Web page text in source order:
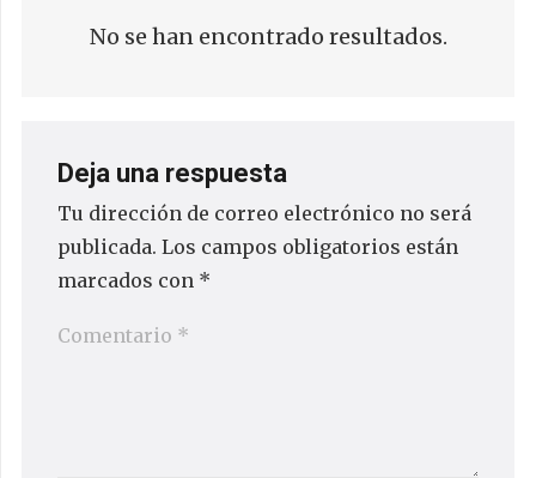
No se han encontrado resultados.
Deja una respuesta
Tu dirección de correo electrónico no será
publicada. Los campos obligatorios están
marcados con *